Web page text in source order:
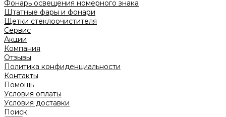
Фонарь освещения номерного знака
Штатные фары и фонари
Щетки стеклоочистителя
Сервис
Акции
Компания
Отзывы
Политика конфиденциальности
Контакты
Помощь
Условия оплаты
Условия доставки
Поиск